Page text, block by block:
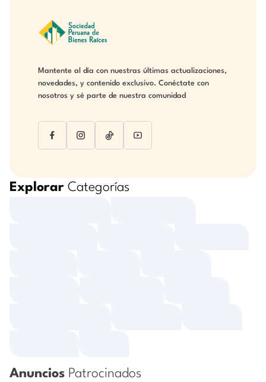
Mantente al día con nuestras últimas actualizaciones,
novedades, y contenido exclusivo. Conéctate con
nosotros y sé parte de nuestra comunidad
Explorar Categorías
Anuncios Patrocinados